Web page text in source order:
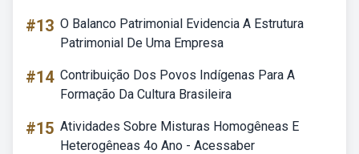
#13 O Balanco Patrimonial Evidencia A Estrutura
Patrimonial De Uma Empresa
#14 Contribuição Dos Povos Indígenas Para A
Formação Da Cultura Brasileira
#15 Atividades Sobre Misturas Homogêneas E
Heterogêneas 4o Ano - Acessaber